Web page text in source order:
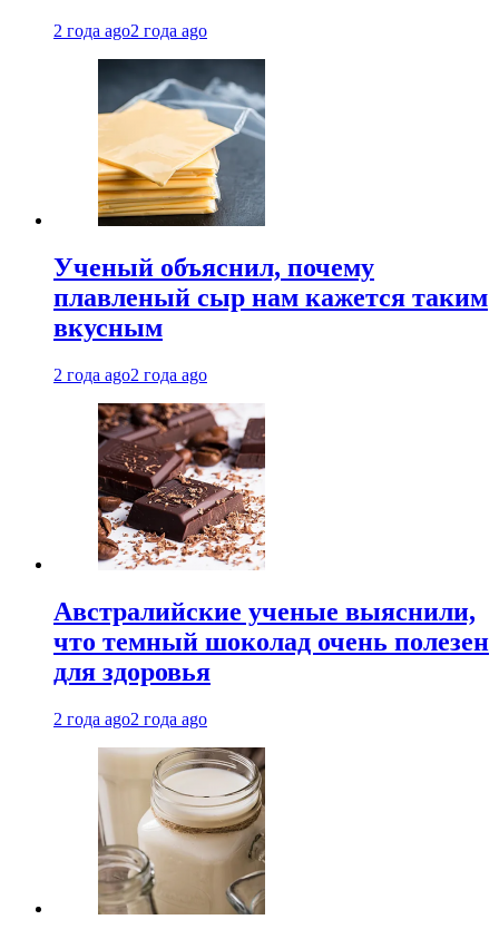
2 года ago2 года ago
Ученый объяснил, почему
плавленый сыр нам кажется таким
вкусным
2 года ago2 года ago
Австралийские ученые выяснили,
что темный шоколад очень полезен
для здоровья
2 года ago2 года ago